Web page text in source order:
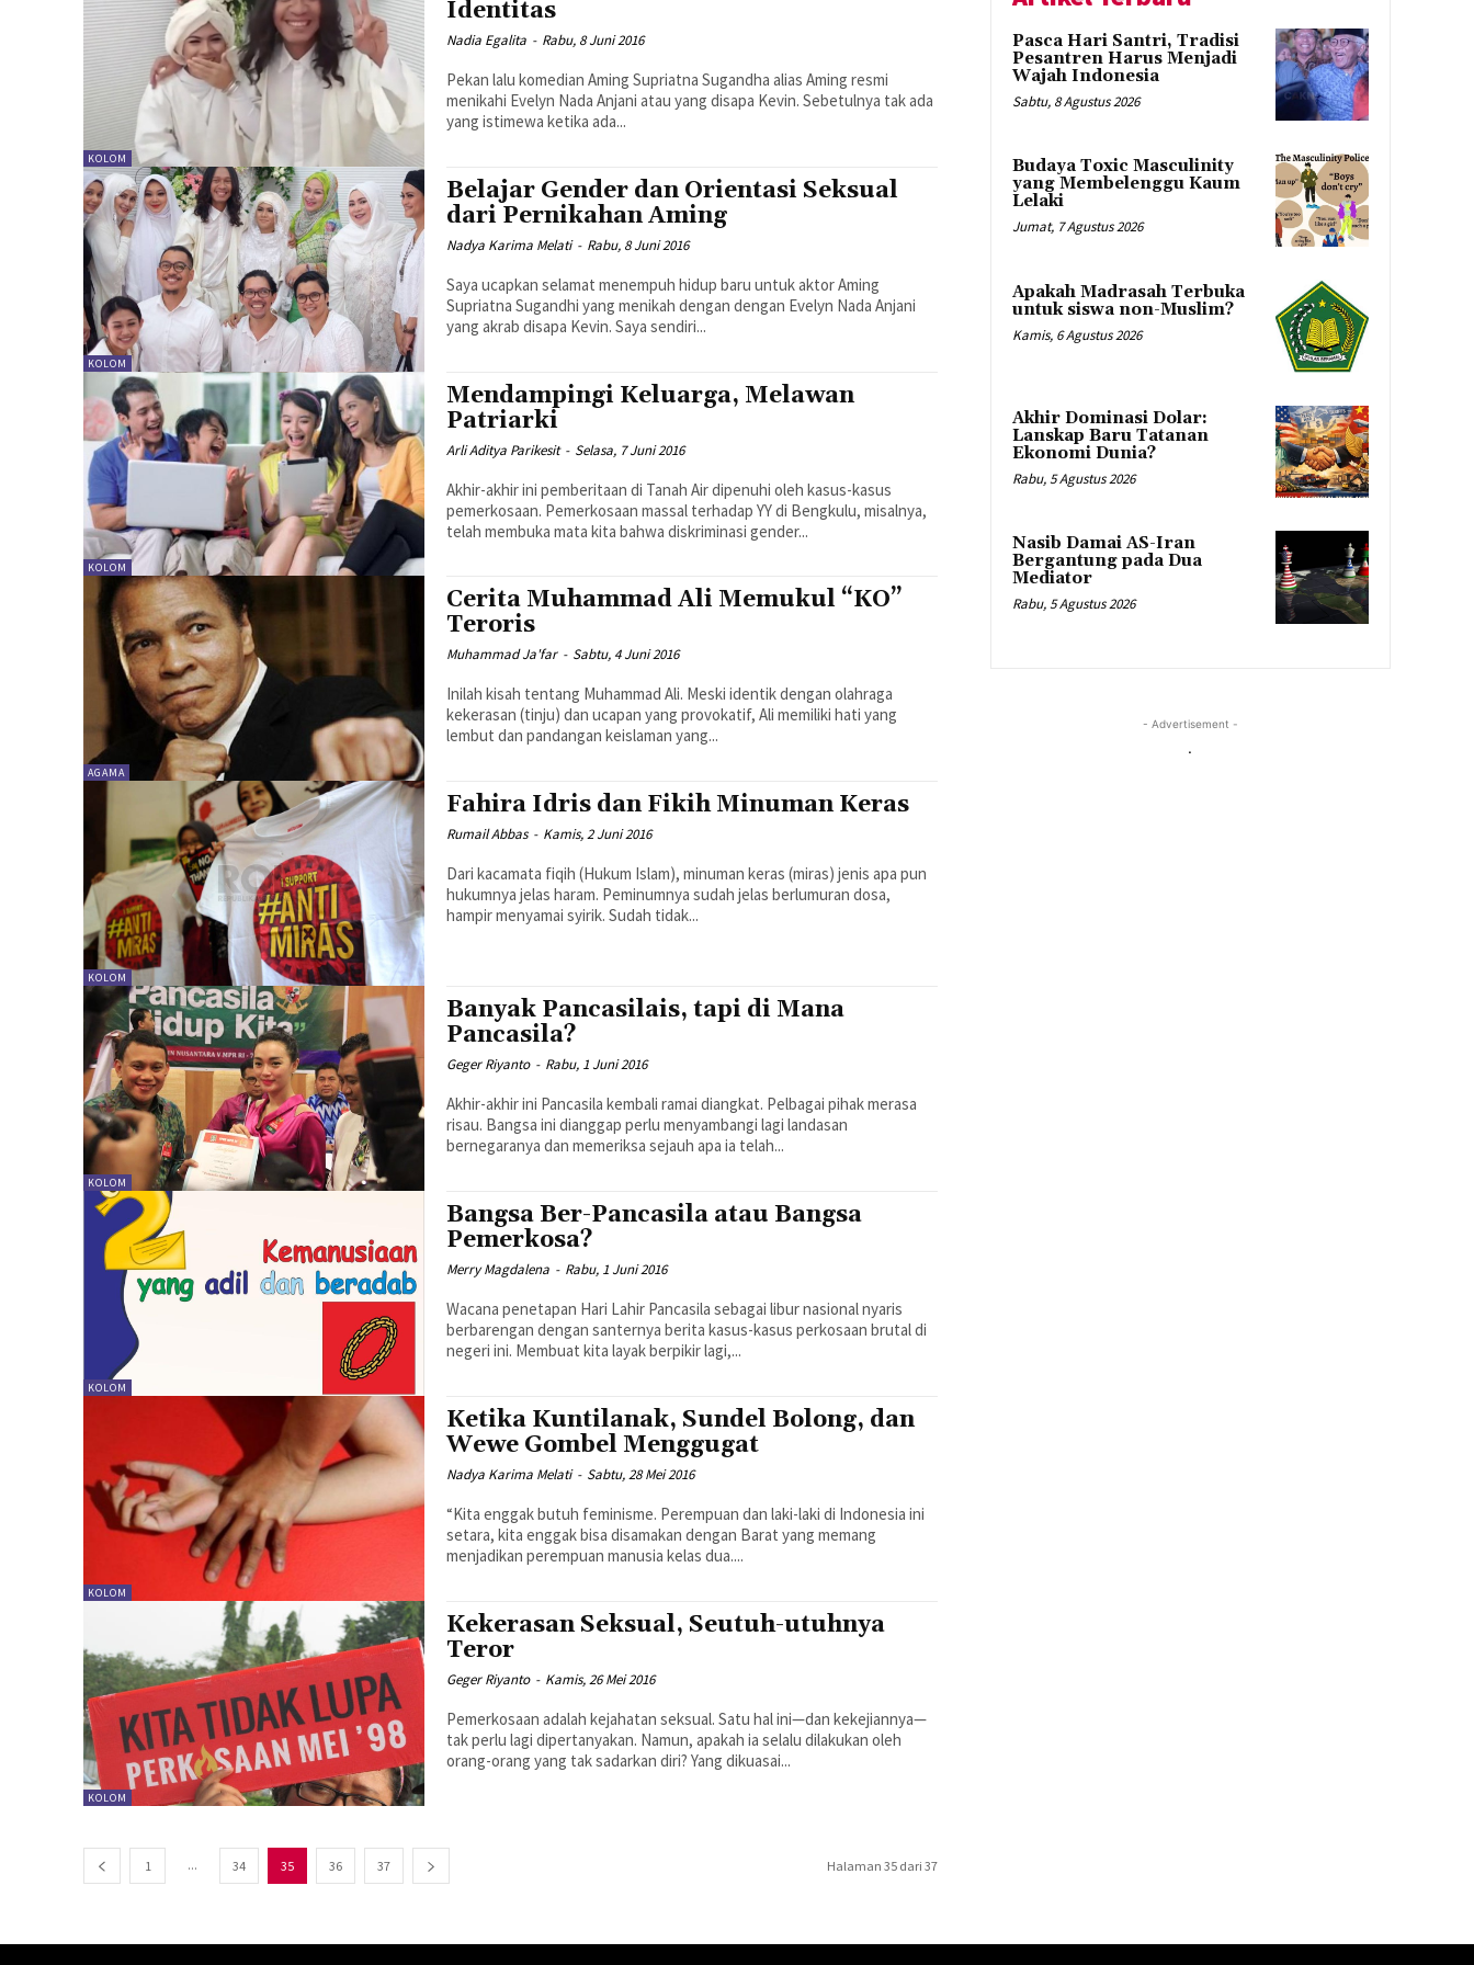
KOLOM
Identitas
Nadia Egalita - Rabu, 8 Juni 2016
Pekan lalu komedian Aming Supriatna Sugandha alias Aming resmi
menikahi Evelyn Nada Anjani atau yang disapa Kevin. Sebetulnya tak ada
yang istimewa ketika ada...
KOLOM
Belajar Gender dan Orientasi Seksual
dari Pernikahan Aming
Nadya Karima Melati - Rabu, 8 Juni 2016
Saya ucapkan selamat menempuh hidup baru untuk aktor Aming
Supriatna Sugandhi yang menikah dengan dengan Evelyn Nada Anjani
yang akrab disapa Kevin. Saya sendiri...
KOLOM
Mendampingi Keluarga, Melawan
Patriarki
Arli Aditya Parikesit - Selasa, 7 Juni 2016
Akhir-akhir ini pemberitaan di Tanah Air dipenuhi oleh kasus-kasus
pemerkosaan. Pemerkosaan massal terhadap YY di Bengkulu, misalnya,
telah membuka mata kita bahwa diskriminasi gender...
AGAMA
Cerita Muhammad Ali Memukul “KO”
Teroris
Muhammad Ja'far - Sabtu, 4 Juni 2016
Inilah kisah tentang Muhammad Ali. Meski identik dengan olahraga
kekerasan (tinju) dan ucapan yang provokatif, Ali memiliki hati yang
lembut dan pandangan keislaman yang...
KOLOM
Fahira Idris dan Fikih Minuman Keras
Rumail Abbas - Kamis, 2 Juni 2016
Dari kacamata fiqih (Hukum Islam), minuman keras (miras) jenis apa pun
hukumnya jelas haram. Peminumnya sudah jelas berlumuran dosa,
hampir menyamai syirik. Sudah tidak...
KOLOM
Banyak Pancasilais, tapi di Mana
Pancasila?
Geger Riyanto - Rabu, 1 Juni 2016
Akhir-akhir ini Pancasila kembali ramai diangkat. Pelbagai pihak merasa
risau. Bangsa ini dianggap perlu menyambangi lagi landasan
bernegaranya dan memeriksa sejauh apa ia telah...
KOLOM
Bangsa Ber-Pancasila atau Bangsa
Pemerkosa?
Merry Magdalena - Rabu, 1 Juni 2016
Wacana penetapan Hari Lahir Pancasila sebagai libur nasional nyaris
berbarengan dengan santernya berita kasus-kasus perkosaan brutal di
negeri ini. Membuat kita layak berpikir lagi,...
KOLOM
Ketika Kuntilanak, Sundel Bolong, dan
Wewe Gombel Menggugat
Nadya Karima Melati - Sabtu, 28 Mei 2016
“Kita enggak butuh feminisme. Perempuan dan laki-laki di Indonesia ini
setara, kita enggak bisa disamakan dengan Barat yang memang
menjadikan perempuan manusia kelas dua....
KOLOM
Kekerasan Seksual, Seutuh-utuhnya
Teror
Geger Riyanto - Kamis, 26 Mei 2016
Pemerkosaan adalah kejahatan seksual. Satu hal ini—dan kekejiannya—
tak perlu lagi dipertanyakan. Namun, apakah ia selalu dilakukan oleh
orang-orang yang tak sadarkan diri? Yang dikuasai...
1 ... 34 35 36 37 Halaman 35 dari 37
Pasca Hari Santri, Tradisi
Pesantren Harus Menjadi
Wajah Indonesia
Sabtu, 8 Agustus 2026
Budaya Toxic Masculinity
yang Membelenggu Kaum
Lelaki
Jumat, 7 Agustus 2026
Apakah Madrasah Terbuka
untuk siswa non-Muslim?
Kamis, 6 Agustus 2026
Akhir Dominasi Dolar:
Lanskap Baru Tatanan
Ekonomi Dunia?
Rabu, 5 Agustus 2026
Nasib Damai AS-Iran
Bergantung pada Dua
Mediator
Rabu, 5 Agustus 2026
- Advertisement -
.